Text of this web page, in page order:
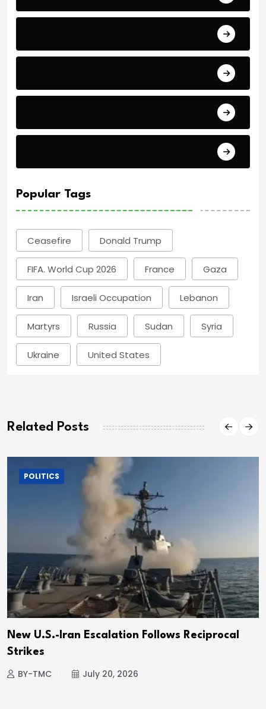
Popular Tags
Ceasefire Donald Trump
FIFA. World Cup 2026 France Gaza
Iran Israeli Occupation Lebanon
Martyrs Russia Sudan Syria
Ukraine United States
Related Posts
POLITICS
New U.S.-Iran Escalation Follows Reciprocal
Strikes
BY-TMC July 20, 2026